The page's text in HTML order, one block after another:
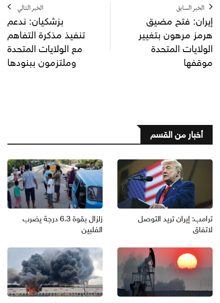
الخبر السابق
إيران: فتح مضيق
هرمز مرهون بتغيير
الولايات المتحدة
موقفها
الخبر التالي
بزشكيان: ندعم
تنفيذ مذكرة التفاهم
مع الولايات المتحدة
وملتزمون ببنودها
أخبار من القسم
ترامب: إيران تريد التوصل
لاتفاق
زلزال بقوة 6.3 درجة يضرب
الفلبين